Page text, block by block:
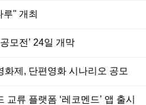
" 개최
모전’ 24일 개막
제, 단편영화 시나리오 공모
류 플랫폼 ‘레코멘드’ 앱 출시